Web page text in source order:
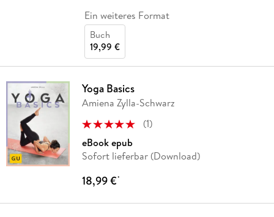
Ein weiteres Format
Buch
19,99 €
Yoga Basics
Amiena Zylla-Schwarz
(1)
eBook epub
Sofort lieferbar (Download)
18,99 €*